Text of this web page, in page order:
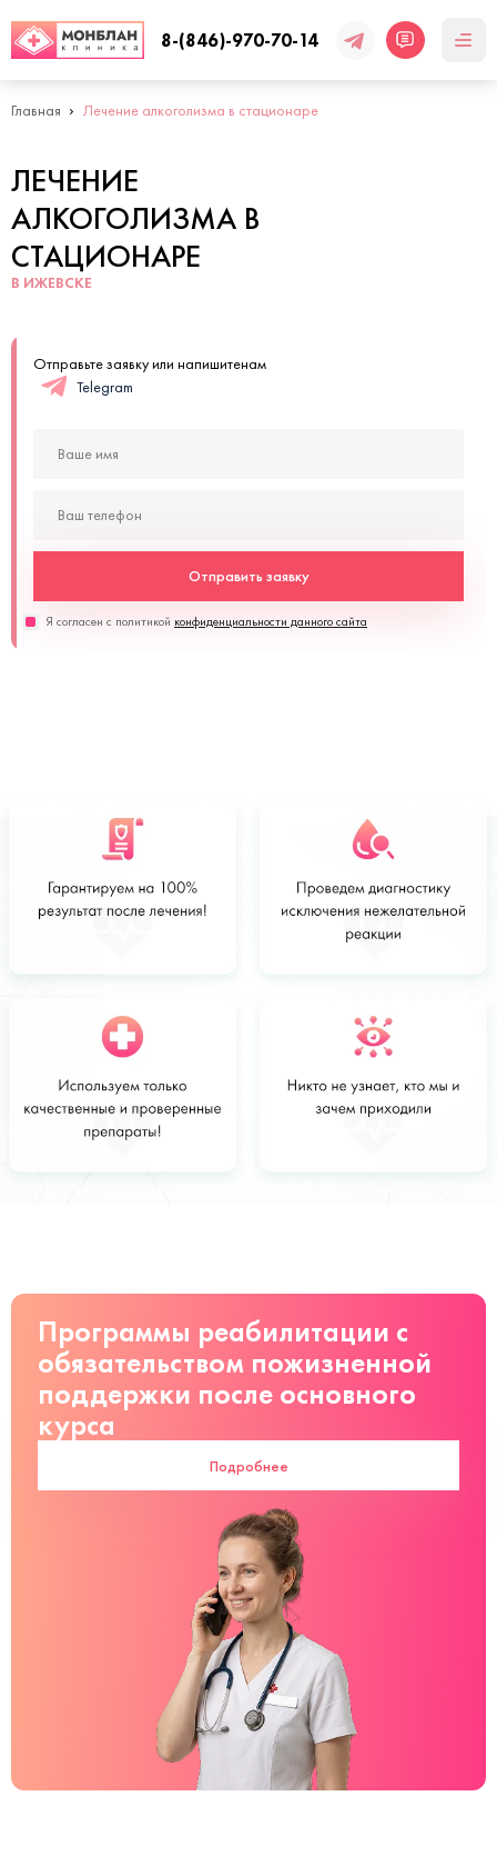
8-(846)-970-70-14
Главная Лечение алкоголизма в стационаре
ЛЕЧЕНИЕ
АЛКОГОЛИЗМА В
СТАЦИОНАРЕ
В ИЖЕВСКЕ
Отправьте заявку или напишитенам
Telegram
Отправить заявку
Я согласен с политикой конфиденциальности данного сайта
Стоимость
от 4 000 ₽/
Заказать
Программы реабилитации с
обязательством пожизненной
поддержки после основного
курса
Подробнее